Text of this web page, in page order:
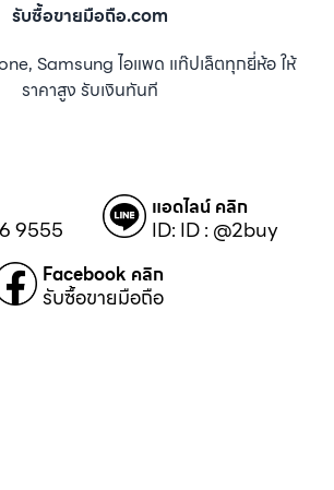
รับซื้อขายมือถือ.com
Samsung ไอแพด แท๊ปเล็ตทุกยี่ห้อ ให้
ราคาสูง รับเงินทันที
9555
แอดไลน์ คลิก
ID: ID : @2buy
Facebook คลิก
รับซื้อขายมือถือ